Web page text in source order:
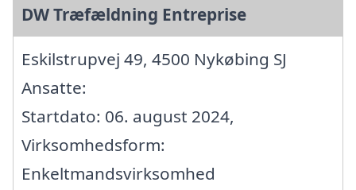
DW Træfældning Entreprise
Eskilstrupvej 49, 4500 Nykøbing SJ
Ansatte:
Startdato: 06. august 2024,
Virksomhedsform:
Enkeltmandsvirksomhed